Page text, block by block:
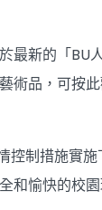
最新的「BU
術品，可按此
控制措施實
和愉快的校